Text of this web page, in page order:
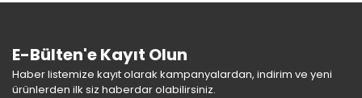
E-Bülten'e Kayıt Olun
Haber listemize kayıt olarak kampanyalardan, indirim ve yeni
ürünlerden ilk siz haberdar olabilirsiniz.